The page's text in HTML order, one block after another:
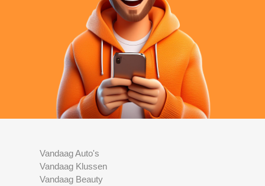
Vandaag Auto's
Vandaag Klussen
Vandaag Beauty